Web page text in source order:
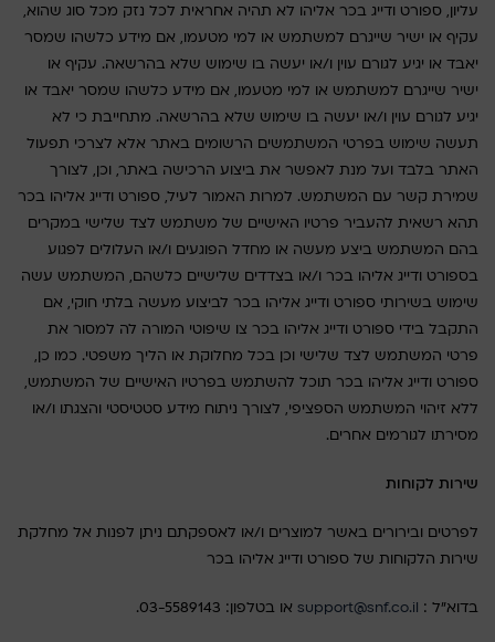
עליון, ספורט ודייג בכר אליהו לא תהיה אחראית לכל נזק מכל סוג שהוא,
עקיף או ישיר שייגרם למשתמש או למי מטעמו, אם מידע כלשהו שמסר
יאבד או יגיע לגורם עוין ו/או יעשה בו שימוש שלא בהרשאה. עקיף או
ישיר שייגרם למשתמש או למי מטעמו, אם מידע כלשהו שמסר יאבד או
יגיע לגורם עוין ו/או יעשה בו שימוש שלא בהרשאה. מתחייבת כי לא
תעשה שימוש בפרטי המשתמשים הרשומים באתר אלא לצרכי תפעול
האתר בלבד ועל מנת לאפשר את ביצוע הרכישה באתר, וכן, לצורך
שמירת קשר עם המשתמש. למרות האמור לעיל, ספורט ודייג אליהו בכר
תהא רשאית להעביר פרטיו האישיים של משתמש לצד שלישי במקרים
בהם המשתמש ביצע מעשה או מחדל הפוגעים ו/או העלולים לפגוע
בספורט ודייג אליהו בכר ו/או בצדדים שלישיים כלשהם, המשתמש עשה
שימוש בשירותי ספורט ודייג אליהו בכר לביצוע מעשה בלתי חוקי, אם
התקבל בידי ספורט ודייג אליהו בכר צו שיפוטי המורה לה למסור את
פרטי המשתמש לצד שלישי וכן בכל מחלוקת או הליך משפטי. כמו כן,
ספורט ודייג אליהו בכר תוכל להשתמש בפרטיו האישיים של המשתמש,
ללא זיהוי המשתמש הספציפי, לצורך ניתוח מידע סטטיסטי והצגתו ו/או
מסירתו לגורמים אחרים.
שירות לקוחות
לפרטים ובירורים באשר למוצרים ו/או לאספקתם ניתן לפנות אל מחלקת
שירות הלקוחות של ספורט ודייג אליהו בכר
בדוא"ל : support@snf.co.il או בטלפון: 03-5589143.